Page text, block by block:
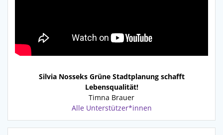
Silvia Nosseks Grüne Stadtplanung schafft
Lebensqualität!
Timna Brauer
Alle Unterstützer*innen